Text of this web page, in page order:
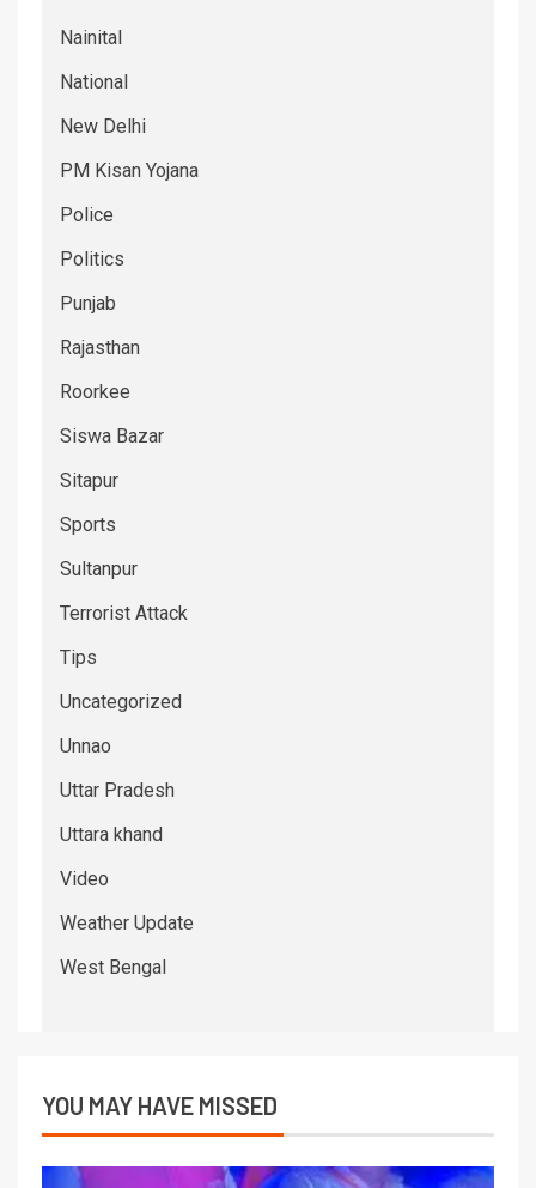
Nainital
National
New Delhi
PM Kisan Yojana
Police
Politics
Punjab
Rajasthan
Roorkee
Siswa Bazar
Sitapur
Sports
Sultanpur
Terrorist Attack
Tips
Uncategorized
Unnao
Uttar Pradesh
Uttara khand
Video
Weather Update
West Bengal
YOU MAY HAVE MISSED